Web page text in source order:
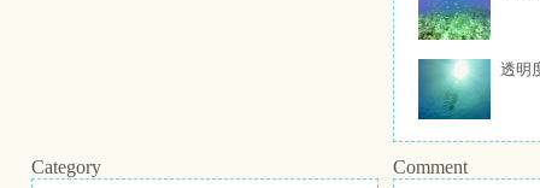
透明
Category Comment